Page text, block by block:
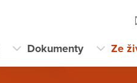
Dokumenty Ze